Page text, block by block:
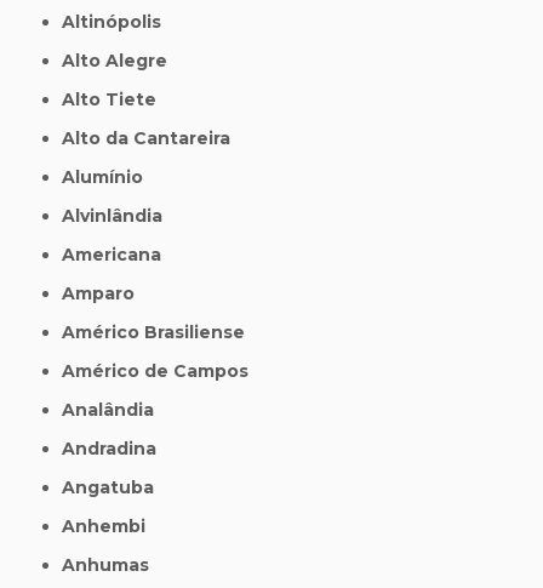
Altinópolis
Alto Alegre
Alto Tiete
Alto da Cantareira
Alumínio
Alvinlândia
Americana
Amparo
Américo Brasiliense
Américo de Campos
Analândia
Andradina
Angatuba
Anhembi
Anhumas